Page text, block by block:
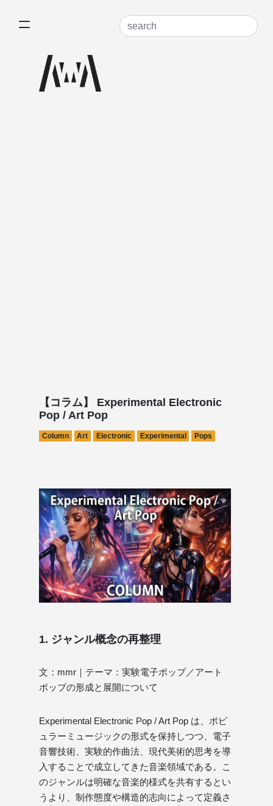
【コラム】 Experimental Electronic
Pop / Art Pop
Column Art Electronic Experimental Pops
1. ジャンル概念の再整理
文：mmr｜テーマ：実験電子ポップ／アート
ポップの形成と展開について
Experimental Electronic Pop / Art Pop は、ポピ
ュラーミュージックの形式を保持しつつ、電子
音響技術、実験的作曲法、現代美術的思考を導
入することで成立してきた音楽領域である。こ
のジャンルは明確な音楽的様式を共有するとい
うより、制作態度や構造的志向によって定義さ